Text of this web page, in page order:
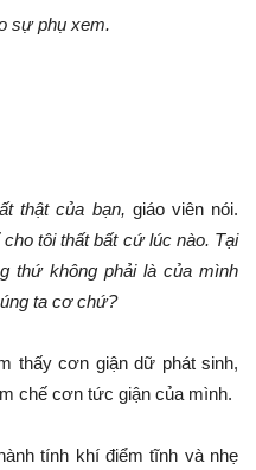
sự phụ xem.
thật của bạn, giáo viên nói.
tôi thất bất cứ lúc nào. Tại
thứ không phải là của mình
ta cơ chứ?
thấy cơn giận dữ phát sinh,
chế cơn tức giận của mình.
tính khí điểm tĩnh và nhẹ